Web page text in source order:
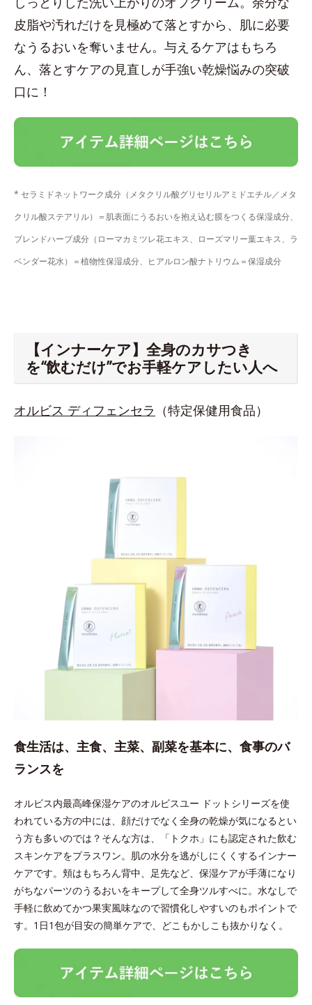
皮脂や汚れだけを見極めて落とすから、肌に必要
なうるおいを奪いません。与えるケアはもちろ
ん、落とすケアの見直しが手強い乾燥悩みの突破
口に！
* セラミドネットワーク成分（メタクリル酸グリセリルアミドエチル／メタ
クリル酸ステアリル）＝肌表面にうるおいを抱え込む膜をつくる保湿成分、
ブレンドハーブ成分（ローマカミツレ花エキス、ローズマリー葉エキス、ラ
ベンダー花水）＝植物性保湿成分、ヒアルロン酸ナトリウム＝保湿成分
【インナーケア】全身のカサつき
を“飲むだけ”でお手軽ケアしたい人へ
オルビス ディフェンセラ （特定保健用食品）
食生活は、主食、主菜、副菜を基本に、食事のバ
ランスを
オルビス内最高峰保湿ケアのオルビスユー ドットシリーズを使
われている方の中には、顔だけでなく全身の乾燥が気になるとい
う方も多いのでは？そんな方は、「トクホ」にも認定された飲む
スキンケアをプラスワン。肌の水分を逃がしにくくするインナー
ケアです。頬はもちろん背中、足先など、保湿ケアが手薄になり
がちなパーツのうるおいをキープして全身ツルすべに。水なしで
手軽に飲めてかつ果実風味なので習慣化しやすいのもポイントで
す。1日1包が目安の簡単ケアで、どこもかしこも抜かりなく。